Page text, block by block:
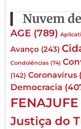
Nuvem
AGE (789)
Avanço (243)
Condolências (74)
(142) Coronavírus
Democracia
FENAJUFE
Justiça do